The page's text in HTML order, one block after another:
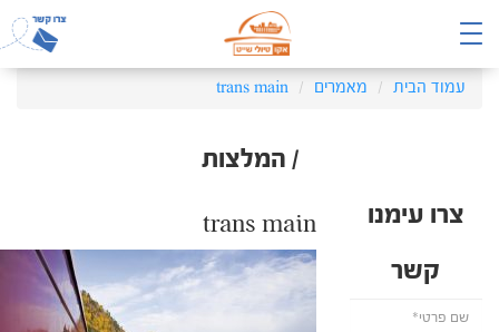
עמוד הבית מאמרים trans main
/ המלצות
צרו עימנו
קשר
trans main